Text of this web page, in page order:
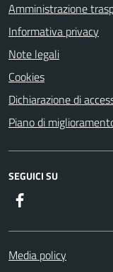
Amministrazione
Informativa privacy
Note legali
Cookies
Dichiarazione di
Piano di
SEGUICI SU
Media policy